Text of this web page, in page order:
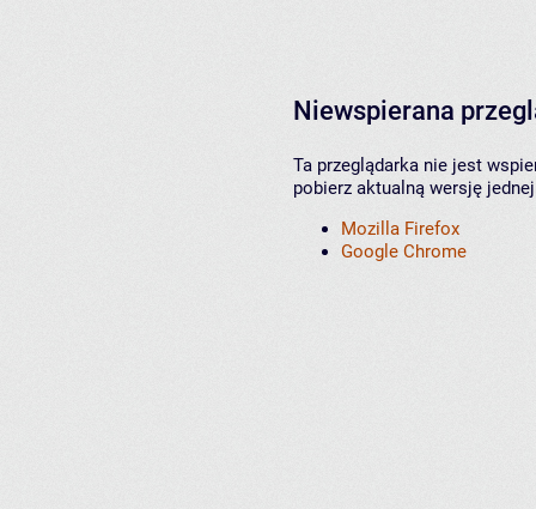
Niewspierana
Ta przeglądarka nie jest
pobierz aktualną wersję
Mozilla Firefox
Google Chrome